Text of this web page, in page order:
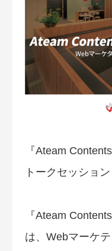
『Ateam
トークセッション
『Ateam
は、Webマーケ